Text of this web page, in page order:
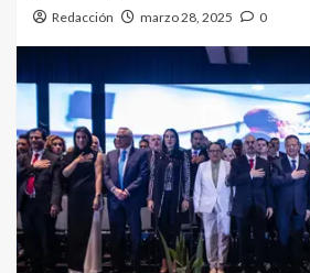
Redacción marzo 28, 2025 0